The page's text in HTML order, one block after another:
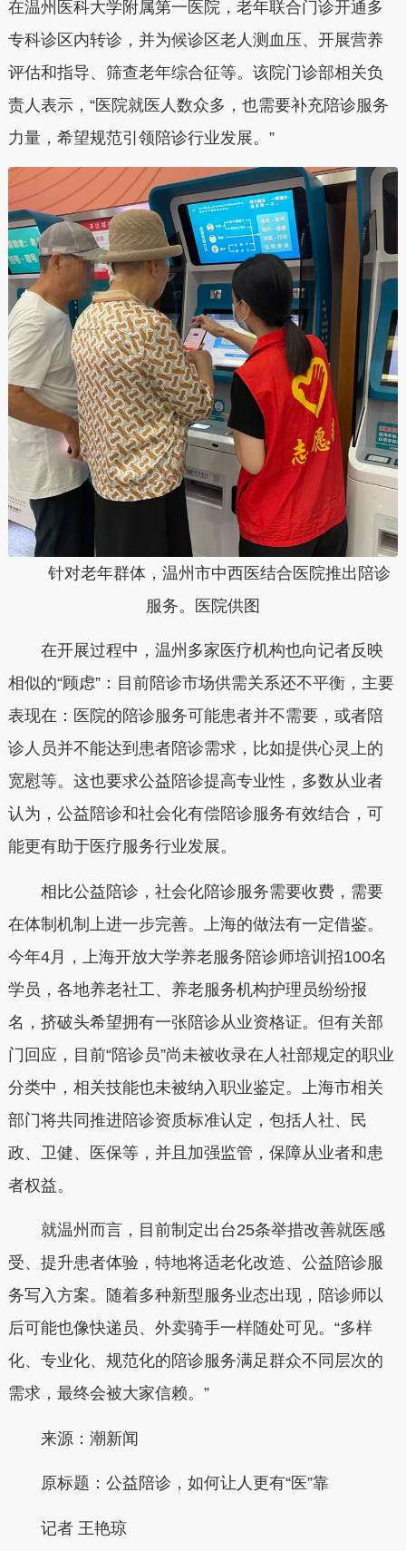
在温州医科大学附属第一医院，老年联合门诊开通多
专科诊区内转诊，并为候诊区老人测血压、开展营养
评估和指导、筛查老年综合征等。该院门诊部相关负
责人表示，“医院就医人数众多，也需要补充陪诊服务
力量，希望规范引领陪诊行业发展。”
针对老年群体，温州市中西医结合医院推出陪诊
服务。医院供图
在开展过程中，温州多家医疗机构也向记者反映
相似的“顾虑”：目前陪诊市场供需关系还不平衡，主要
表现在：医院的陪诊服务可能患者并不需要，或者陪
诊人员并不能达到患者陪诊需求，比如提供心灵上的
宽慰等。这也要求公益陪诊提高专业性，多数从业者
认为，公益陪诊和社会化有偿陪诊服务有效结合，可
能更有助于医疗服务行业发展。
相比公益陪诊，社会化陪诊服务需要收费，需要
在体制机制上进一步完善。上海的做法有一定借鉴。
今年4月，上海开放大学养老服务陪诊师培训招100名
学员，各地养老社工、养老服务机构护理员纷纷报
名，挤破头希望拥有一张陪诊从业资格证。但有关部
门回应，目前“陪诊员”尚未被收录在人社部规定的职业
分类中，相关技能也未被纳入职业鉴定。上海市相关
部门将共同推进陪诊资质标准认定，包括人社、民
政、卫健、医保等，并且加强监管，保障从业者和患
者权益。
就温州而言，目前制定出台25条举措改善就医感
受、提升患者体验，特地将适老化改造、公益陪诊服
务写入方案。随着多种新型服务业态出现，陪诊师以
后可能也像快递员、外卖骑手一样随处可见。“多样
化、专业化、规范化的陪诊服务满足群众不同层次的
需求，最终会被大家信赖。”
来源：潮新闻
原标题：公益陪诊，如何让人更有“医”靠
记者 王艳琼